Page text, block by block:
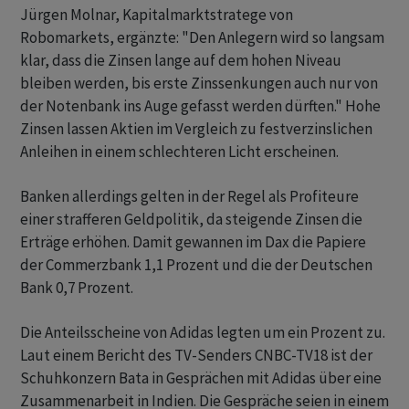
Jürgen Molnar, Kapitalmarktstratege von
Robomarkets, ergänzte: "Den Anlegern wird so langsam
klar, dass die Zinsen lange auf dem hohen Niveau
bleiben werden, bis erste Zinssenkungen auch nur von
der Notenbank ins Auge gefasst werden dürften." Hohe
Zinsen lassen Aktien im Vergleich zu festverzinslichen
Anleihen in einem schlechteren Licht erscheinen.
Banken allerdings gelten in der Regel als Profiteure
einer strafferen Geldpolitik, da steigende Zinsen die
Erträge erhöhen. Damit gewannen im Dax die Papiere
der Commerzbank 1,1 Prozent und die der Deutschen
Bank 0,7 Prozent.
Die Anteilsscheine von Adidas legten um ein Prozent zu.
Laut einem Bericht des TV-Senders CNBC-TV18 ist der
Schuhkonzern Bata in Gesprächen mit Adidas über eine
Zusammenarbeit in Indien. Die Gespräche seien in einem